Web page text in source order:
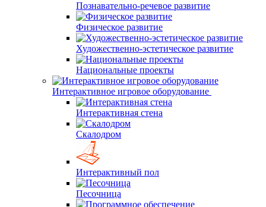
Познавательно-речевое развитие
Физическое развитие
Художественно-эстетическое развитие
Национальные проекты
Интерактивное игровое оборудование
Интерактивная стена
Скалодром
Интерактивный пол
Песочница